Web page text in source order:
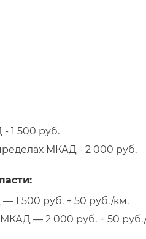
1 500 руб.
МКАД - 2 000 руб.
1 500 руб. + 50 руб./км.
— 2 000 руб. + 50